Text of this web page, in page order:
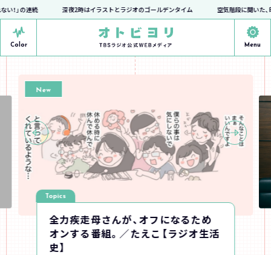
の連続 深夜2時はイラストとラジオのゴールデンタイム 空気階段に聞いた、印
Color Menu
New
Topics
全力疾走母さんが、オフになるため
オンする番組。／たえこ【ラジオ生活
史】